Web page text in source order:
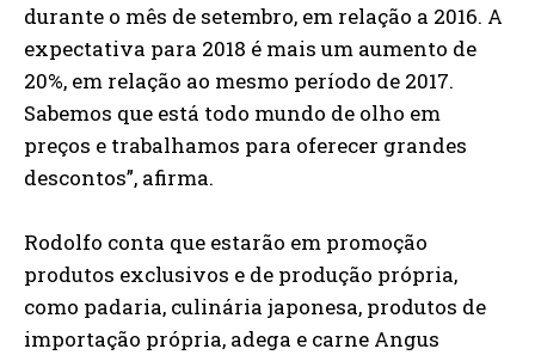
durante o mês de setembro, em relação a 2016. A
expectativa para 2018 é mais um aumento de
20%, em relação ao mesmo período de 2017.
Sabemos que está todo mundo de olho em
preços e trabalhamos para oferecer grandes
descontos”, afirma.
Rodolfo conta que estarão em promoção
produtos exclusivos e de produção própria,
como padaria, culinária japonesa, produtos de
importação própria, adega e carne Angus